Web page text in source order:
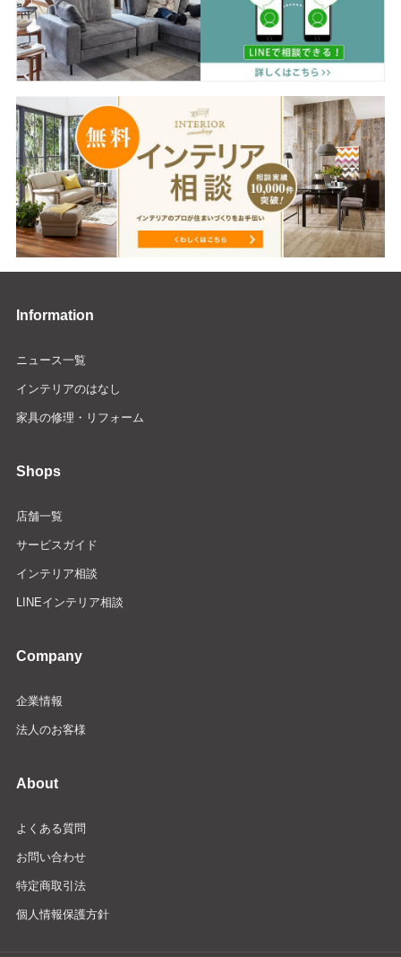
Information
ニュース一覧
インテリアのはなし
家具の修理・リフォーム
Shops
店舗一覧
サービスガイド
インテリア相談
LINEインテリア相談
Company
企業情報
法人のお客様
About
よくある質問
お問い合わせ
特定商取引法
個人情報保護方針